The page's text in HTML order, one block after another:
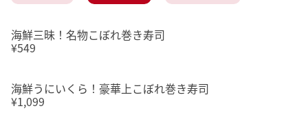
海鮮三昧！名物こぼれ巻き寿司
¥549
海鮮うにいくら！豪華上こぼれ巻き寿司
¥1,099